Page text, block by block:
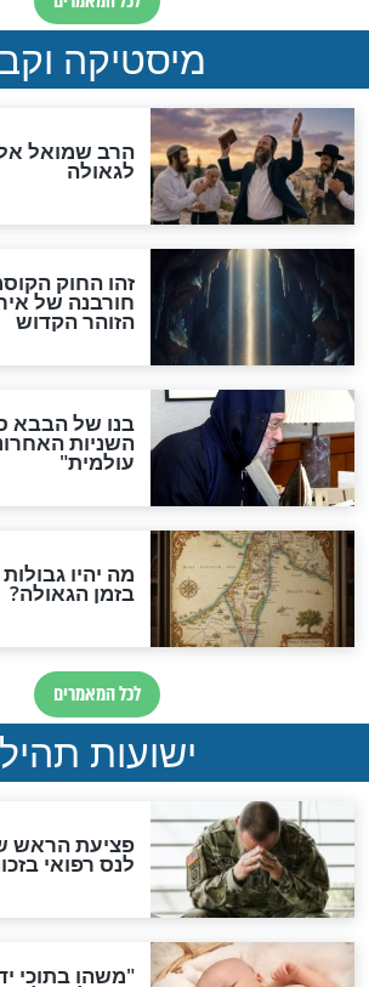
"לפני הגאולה
והכחשה גדולה
האמונה"
האם לאחר בוא
אפשר לחזור
לכל המאמרים
להמתקת
גזרות
סגולת ע"ב שמות